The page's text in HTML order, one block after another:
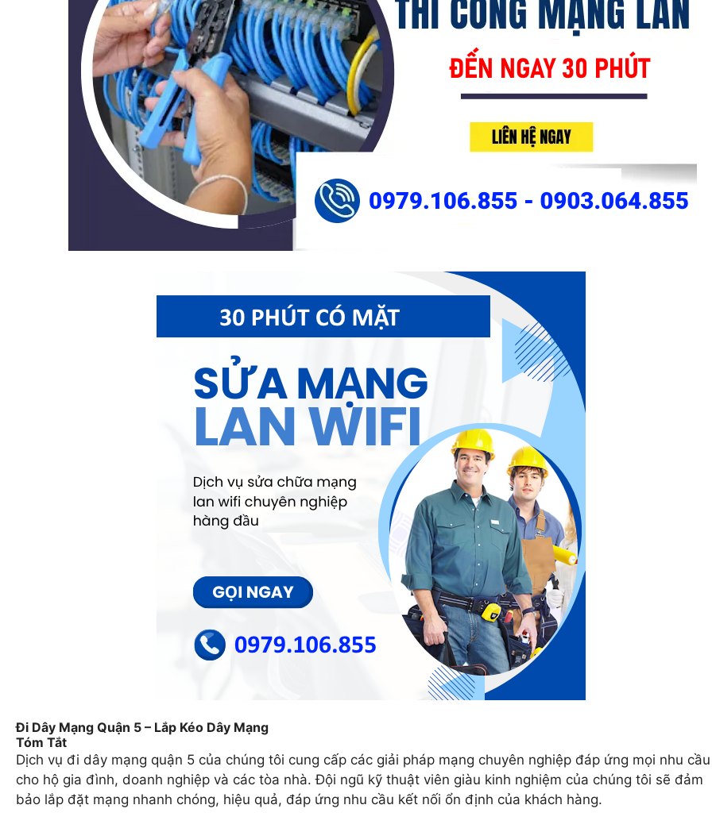
Đi Dây Mạng Quận 5 – Lắp Kéo Dây Mạng
Tóm Tắt
Dịch vụ đi dây mạng quận 5 của chúng tôi cung cấp các giải pháp mạng chuyên nghiệp đáp ứng mọi nhu cầu
cho hộ gia đình, doanh nghiệp và các tòa nhà. Đội ngũ kỹ thuật viên giàu kinh nghiệm của chúng tôi sẽ đảm
bảo lắp đặt mạng nhanh chóng, hiệu quả, đáp ứng nhu cầu kết nối ổn định của khách hàng.